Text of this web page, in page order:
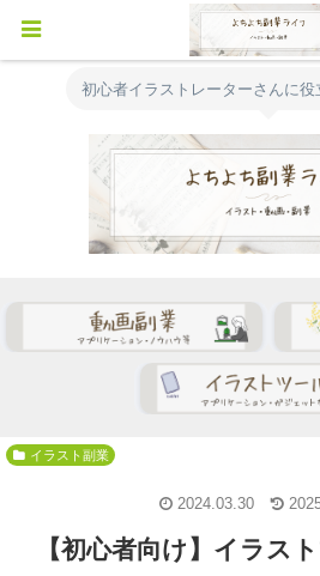
初心者イラストレーターさんに役
イラスト副業
【初心者向け】イラス
2024.03.30